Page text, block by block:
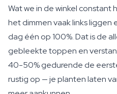
Wat we in de winkel constant
het dimmen vaak links liggen
dag één op 100%. Dat is de
gebleekte toppen en
40-50% gedurende de
rustig op — je planten laten